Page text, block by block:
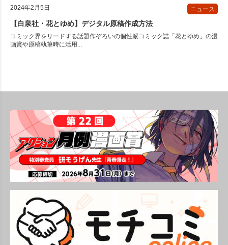
2024年2月5日 ニュース
【白泉社・花とゆめ】デジタル原稿作成方法
コミック界をリードする話題作ぞろいの個性派コミック誌「花とゆめ」の漫
画賞や原稿執筆時に活用...